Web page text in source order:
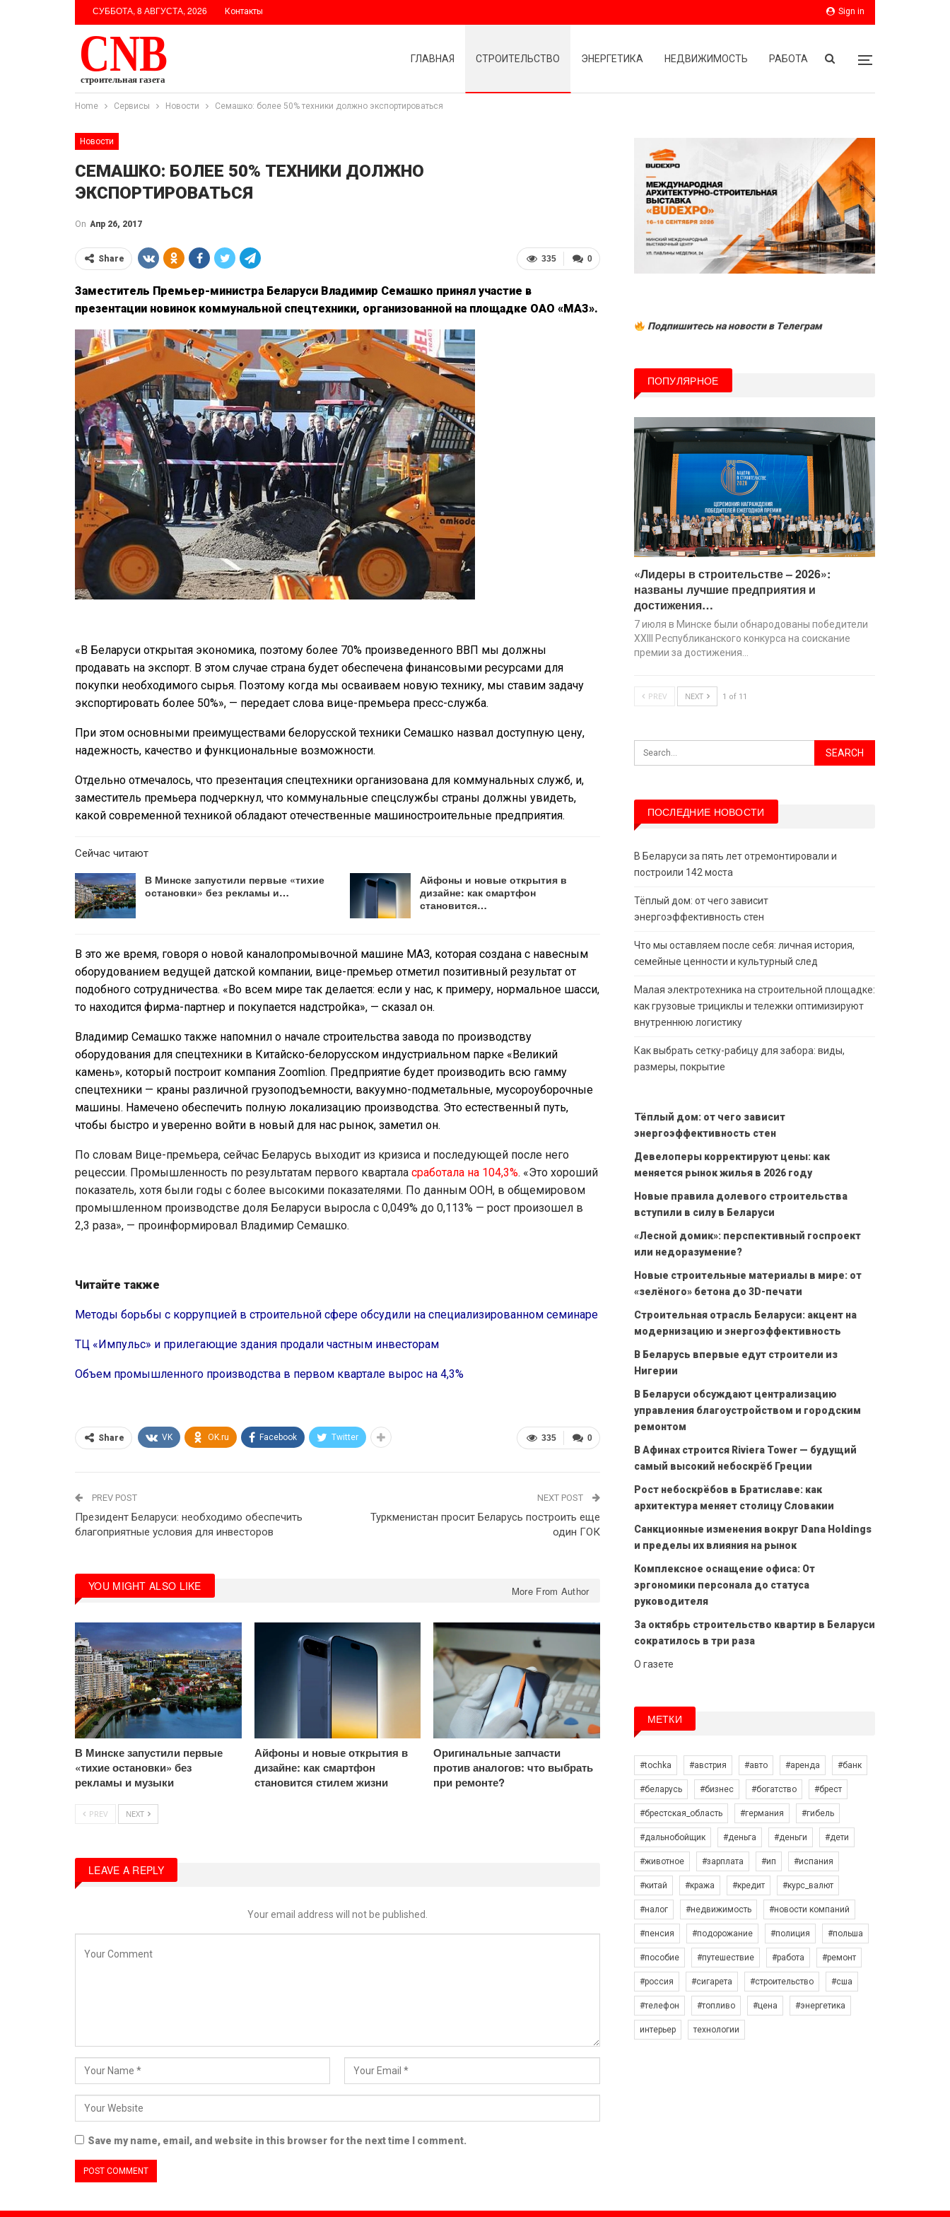
Sign in
СУББОТА, 8 АВГУСТА, 2026 Контакты
ГЛАВНАЯ СТРОИТЕЛЬСТВО ЭНЕРГЕТИКА НЕДВИЖИМОСТЬ РАБОТА
Home Сервисы Новости Семашко: более 50% техники должно экспортироваться
Новости
СЕМАШКО: БОЛЕЕ 50% ТЕХНИКИ ДОЛЖНО
ЭКСПОРТИРОВАТЬСЯ
On Апр 26, 2017
0
335
Share
Заместитель Премьер-министра Беларуси Владимир Семашко принял участие в
презентации новинок коммунальной спецтехники, организованной на площадке ОАО «МАЗ».
«В Беларуси открытая экономика, поэтому более 70% произведенного ВВП мы должны
продавать на экспорт. В этом случае страна будет обеспечена финансовыми ресурсами для
покупки необходимого сырья. Поэтому когда мы осваиваем новую технику, мы ставим задачу
экспортировать более 50%», — передает слова вице-премьера пресс-служба.
При этом основными преимуществами белорусской техники Семашко назвал доступную цену,
надежность, качество и функциональные возможности.
Отдельно отмечалось, что презентация спецтехники организована для коммунальных служб, и,
заместитель премьера подчеркнул, что коммунальные спецслужбы страны должны увидеть,
какой современной техникой обладают отечественные машиностроительные предприятия.
Сейчас читают
В Минске запустили первые «тихие
остановки» без рекламы и…
Айфоны и новые открытия в
дизайне: как смартфон
становится…
В это же время, говоря о новой каналопромывочной машине МАЗ, которая создана с навесным
оборудованием ведущей датской компании, вице-премьер отметил позитивный результат от
подобного сотрудничества. «Во всем мире так делается: если у нас, к примеру, нормальное шасси,
то находится фирма-партнер и покупается надстройка», — сказал он.
Владимир Семашко также напомнил о начале строительства завода по производству
оборудования для спецтехники в Китайско-белорусском индустриальном парке «Великий
камень», который построит компания Zoomlion. Предприятие будет производить всю гамму
спецтехники — краны различной грузоподъемности, вакуумно-подметальные, мусороуборочные
машины. Намечено обеспечить полную локализацию производства. Это естественный путь,
чтобы быстро и уверенно войти в новый для нас рынок, заметил он.
По словам Вице-премьера, сейчас Беларусь выходит из кризиса и последующей после него
рецессии. Промышленность по результатам первого квартала сработала на 104,3%. «Это хороший
показатель, хотя были годы с более высокими показателями. По данным ООН, в общемировом
промышленном производстве доля Беларуси выросла с 0,049% до 0,113% — рост произошел в
2,3 раза», — проинформировал Владимир Семашко.
Читайте также
Методы борьбы с коррупцией в строительной сфере обсудили на специализированном семинаре
ТЦ «Импульс» и прилегающие здания продали частным инвесторам
Объем промышленного производства в первом квартале вырос на 4,3%
0
335
Share VK OK.ru Facebook Twitter
PREV POST
Президент Беларуси: необходимо обеспечить
благоприятные условия для инвесторов
NEXT POST
Туркменистан просит Беларусь построить еще
один ГОК
YOU MIGHT ALSO LIKE More From Author
В Минске запустили первые
«тихие остановки» без
рекламы и музыки
Айфоны и новые открытия в
дизайне: как смартфон
становится стилем жизни
Оригинальные запчасти
против аналогов: что выбрать
при ремонте?
PREV NEXT
LEAVE A REPLY
Your email address will not be published.
Save my name, email, and website in this browser for the next time I comment.
Подпишитесь на новости в Tелеграм
ПОПУЛЯРНОЕ
«Лидеры в строительстве – 2026»:
названы лучшие предприятия и
достижения…
7 июля в Минске были обнародованы победители
XХIII Республиканского конкурса на соискание
премии за достижения…
PREV NEXT 1 of 11
ПОСЛЕДНИЕ НОВОСТИ
В Беларуси за пять лет отремонтировали и
построили 142 моста
Тёплый дом: от чего зависит
энергоэффективность стен
Что мы оставляем после себя: личная история,
семейные ценности и культурный след
Малая электротехника на строительной площадке:
как грузовые трициклы и тележки оптимизируют
внутреннюю логистику
Как выбрать сетку-рабицу для забора: виды,
размеры, покрытие
Тёплый дом: от чего зависит
энергоэффективность стен
Девелоперы корректируют цены: как
меняется рынок жилья в 2026 году
Новые правила долевого строительства
вступили в силу в Беларуси
«Лесной домик»: перспективный госпроект
или недоразумение?
Новые строительные материалы в мире: от
«зелёного» бетона до 3D-печати
Строительная отрасль Беларуси: акцент на
модернизацию и энергоэффективность
В Беларусь впервые едут строители из
Нигерии
В Беларуси обсуждают централизацию
управления благоустройством и городским
ремонтом
В Афинах строится Riviera Tower — будущий
самый высокий небоскрёб Греции
Рост небоскрёбов в Братиславе: как
архитектура меняет столицу Словакии
Санкционные изменения вокруг Dana Holdings
и пределы их влияния на рынок
Комплексное оснащение офиса: От
эргономики персонала до статуса
руководителя
За октябрь строительство квартир в Беларуси
сократилось в три раза
О газете
МЕТКИ
#tochka #австрия #авто #аренда #банк
#беларусь #бизнес #богатство #брест
#брестская_область #германия #гибель
#дальнобойщик #деньга #деньги #дети
#животное #зарплата #ип #испания
#китай #кража #кредит #курс_валют
#налог #недвижимость #новости компаний
#пенсия #подорожание #полиция #польша
#пособие #путешествие #работа #ремонт
#россия #сигарета #строительство #сша
#телефон #топливо #цена #энергетика
интерьер технологии